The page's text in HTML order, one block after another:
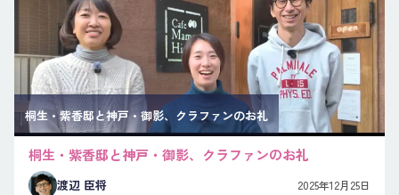
桐生・紫香邸と神戸・御影、クラファンのお礼
桐生・紫香邸と神戸・御影、クラファンのお礼
渡辺 臣将 2025年12月25日